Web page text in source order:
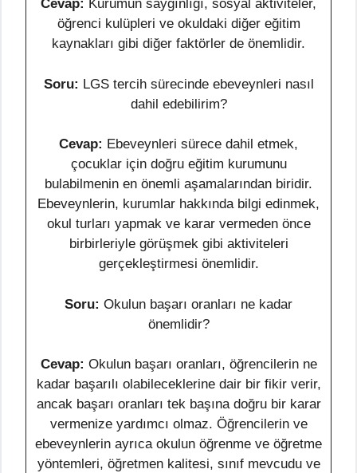
Cevap: Kurumun saygınlığı, sosyal aktiviteler,
öğrenci kulüpleri ve okuldaki diğer eğitim
kaynakları gibi diğer faktörler de önemlidir.
Soru: LGS tercih sürecinde ebeveynleri nasıl
dahil edebilirim?
Cevap: Ebeveynleri sürece dahil etmek,
çocuklar için doğru eğitim kurumunu
bulabilmenin en önemli aşamalarından biridir.
Ebeveynlerin, kurumlar hakkında bilgi edinmek,
okul turları yapmak ve karar vermeden önce
birbirleriyle görüşmek gibi aktiviteleri
gerçekleştirmesi önemlidir.
Soru: Okulun başarı oranları ne kadar
önemlidir?
Cevap: Okulun başarı oranları, öğrencilerin ne
kadar başarılı olabileceklerine dair bir fikir verir,
ancak başarı oranları tek başına doğru bir karar
vermenize yardımcı olmaz. Öğrencilerin ve
ebeveynlerin ayrıca okulun öğrenme ve öğretme
yöntemleri, öğretmen kalitesi, sınıf mevcudu ve